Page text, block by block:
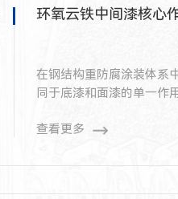
环氧云铁中间漆核心
在钢结构重防腐涂装体系
同于底漆和面漆的单一作
查看更多